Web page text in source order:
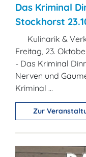
Das Kriminal
Stockhorst
Kulinarik &
Freitag, 23.
- Das Kriminal
Nerven und
Kriminal ...
Zur